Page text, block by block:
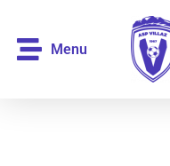
Menu